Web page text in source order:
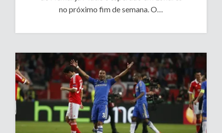
no próximo fim de semana. O…